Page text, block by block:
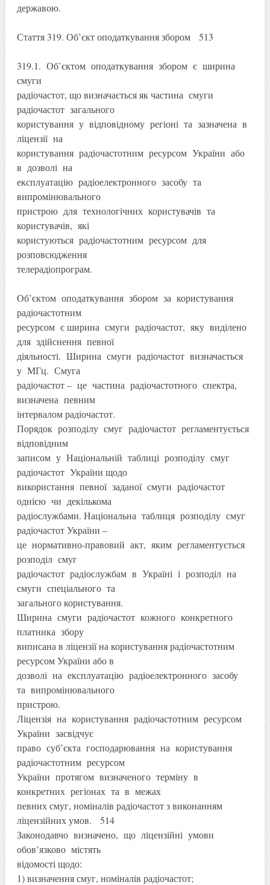
державою.
Стаття 319. Об’єкт оподаткування збором 513
319.1. Об’єктом оподаткування збором є ширина
смуги
радіочастот, що визначається як частина смуги
радіочастот загального
користування у відповідному регіоні та зазначена в
ліцензії на
користування радіочастотним ресурсом України або
в дозволі на
експлуатацію радіоелектронного засобу та
випромінювального
пристрою для технологічних користувачів та
користувачів, які
користуються радіочастотним ресурсом для
розповсюдження
телерадіопрограм.
Об’єктом оподаткування збором за користування
радіочастотним
ресурсом є ширина смуги радіочастот, яку виділено
для здійснення певної
діяльності. Ширина смуги радіочастот визначається
у МГц. Смуга
радіочастот – це частина радіочастотного спектра,
визначена певним
інтервалом радіочастот.
Порядок розподілу смуг радіочастот регламентується
відповідним
записом у Національній таблиці розподілу смуг
радіочастот України щодо
використання певної заданої смуги радіочастот
однією чи декількома
радіослужбами. Національна таблиця розподілу смуг
радіочастот України –
це нормативно-правовий акт, яким регламентується
розподіл смуг
радіочастот радіослужбам в Україні і розподіл на
смуги спеціального та
загального користування.
Ширина смуги радіочастот кожного конкретного
платника збору
виписана в ліцензії на користування радіочастотним
ресурсом України або в
дозволі на експлуатацію радіоелектронного засобу
та випромінювального
пристрою.
Ліцензія на користування радіочастотним ресурсом
України засвідчує
право суб’єкта господарювання на користування
радіочастотним ресурсом
України протягом визначеного терміну в
конкретних регіонах та в межах
певних смуг, номіналів радіочастот з виконанням
ліцензійних умов. 514
Законодавчо визначено, що ліцензійні умови
обов’язково містять
відомості щодо:
1) визначення смуг, номіналів радіочастот;